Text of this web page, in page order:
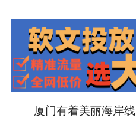
厦门有着美丽海岸线